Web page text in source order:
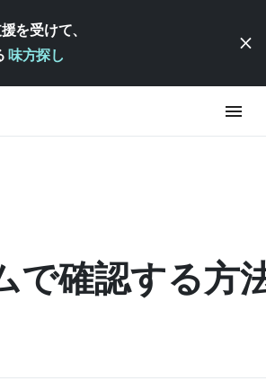
を受けて、
味方探し
で確認する方